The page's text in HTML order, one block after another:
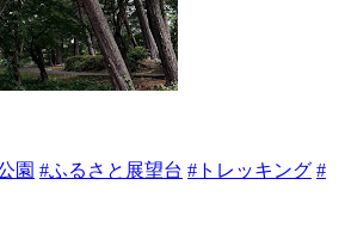
園 #ふるさと展望台 #トレッキング #